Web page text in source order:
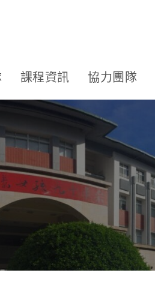
課程資訊 協力團隊